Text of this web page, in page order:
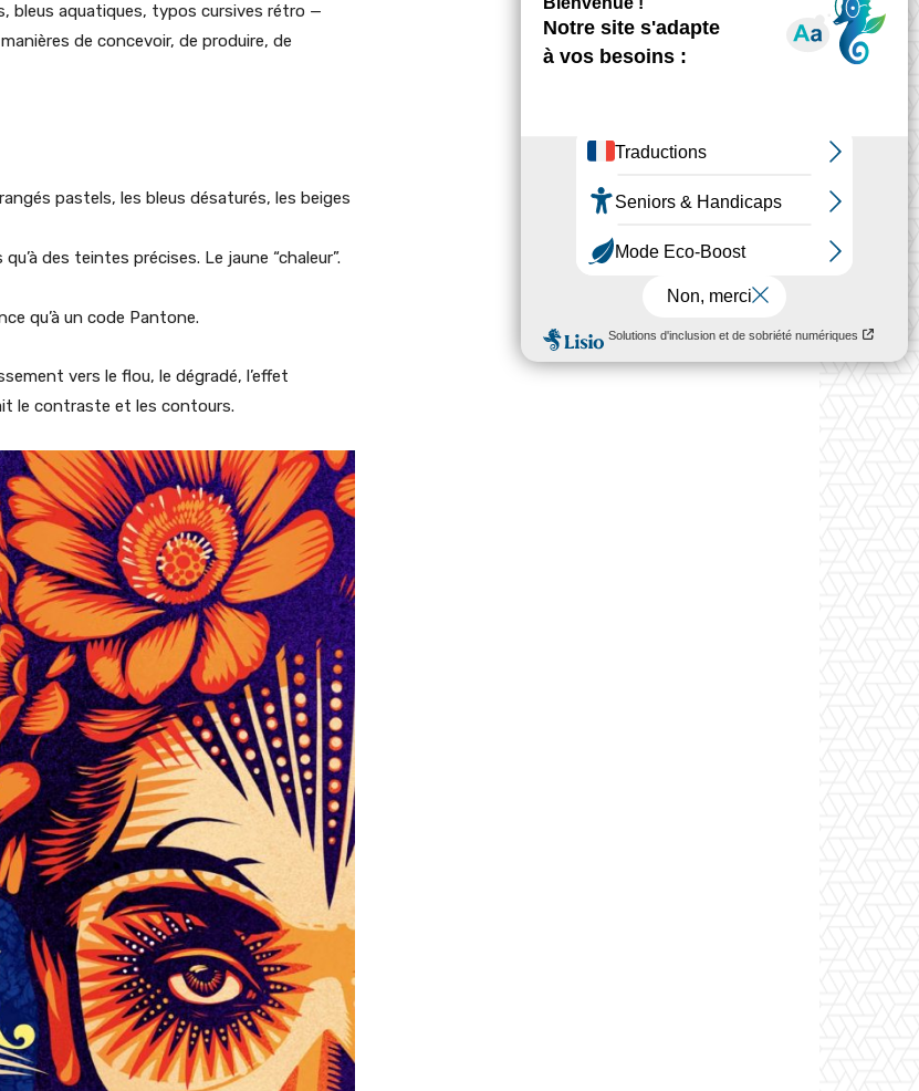
bleus aquatiques, typos cursives rétro —
de concevoir, de produire, de
pastels, les bleus désaturés, les beiges
qu’à des teintes précises. Le jaune “chaleur”.
qu’à un code Pantone.
vers le flou, le dégradé, l’effet
le contraste et les contours.